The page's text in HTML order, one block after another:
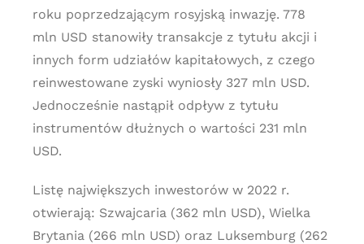
roku poprzedzającym rosyjską inwazję. 778
mln USD stanowiły transakcje z tytułu akcji i
innych form udziałów kapitałowych, z czego
reinwestowane zyski wyniosły 327 mln USD.
Jednocześnie nastąpił odpływ z tytułu
instrumentów dłużnych o wartości 231 mln
USD.
Listę największych inwestorów w 2022 r.
otwierają: Szwajcaria (362 mln USD), Wielka
Brytania (266 mln USD) oraz Luksemburg (262